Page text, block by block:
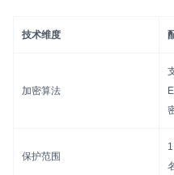
技术维度
加密算法
保护范围